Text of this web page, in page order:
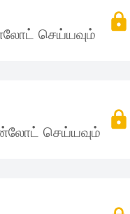
செய்யவும்
செய்யவும்